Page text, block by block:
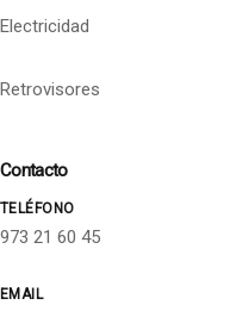
Electricidad
Retrovisores
Contacto
TELÉFONO
973 21 60 45
EMAIL